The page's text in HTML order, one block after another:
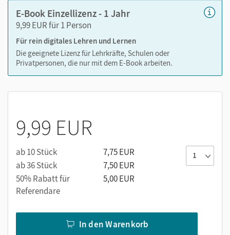
Medien in diesem E-Book:
Erklärfilme
Audios
PDF-Dateien
Externe Weblinks
E-Book Einzellizenz - 1 Jahr
9,99 EUR für 1 Person
Für rein digitales Lehren und Lernen
Die geeignete Lizenz für Lehrkräfte, Schulen oder
Privatpersonen, die nur mit dem E-Book arbeiten.
9,99 EUR
ab 10 Stück
7,75 EUR
ab 36 Stück
7,50 EUR
50% Rabatt für
Referendare
5,00 EUR
In den Warenkorb